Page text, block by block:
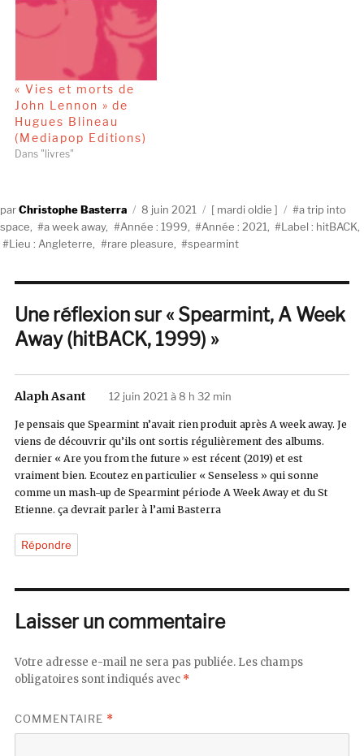
« Vies et morts de
John Lennon » de
Hugues Blineau
(Mediapop Editions)
Dans "livres"
AuteurChristophe Basterra
Publié
le
8 juin 2021 Catégories
mardi oldie Étiquettes
a trip into
space
a week away, Année : 1999 Année : 2021 Label : hitBACK
Lieu : Angleterre
rare pleasure spearmint
Une réflexion sur « Spearmint, A Week
Away (hitBACK, 1999) »
Alaph Asant 12 juin 2021 à 8 h 32 min
Je pensais que Spearmint n’avait rien produit après A week away. Je
viens de découvrir qu’ils ont sortis régulièrement des albums.
dernier « Are you from the future » est récent (2019) et est
vraiment bien. Ecoutez en particulier « Senseless » qui sonne
comme un mash-up de Spearmint période A Week Away et du St
Etienne. ça devrait parler à l’ami Basterra
Répondre
Laisser un commentaire
Votre adresse e-mail ne sera pas publiée. Les champs
obligatoires sont indiqués avec *
COMMENTAIRE *